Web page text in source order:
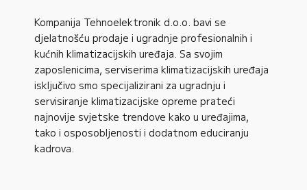
Kompanija Tehnoelektronik d.o.o. bavi se
djelatnošću prodaje i ugradnje profesionalnih i
kućnih klimatizacijskih uređaja. Sa svojim
zaposlenicima, serviserima klimatizacijskih uređaja
isključivo smo specijalizirani za ugradnju i
servisiranje klimatizacijske opreme prateći
najnovije svjetske trendove kako u uređajima,
tako i osposobljenosti i dodatnom educiranju
kadrova.